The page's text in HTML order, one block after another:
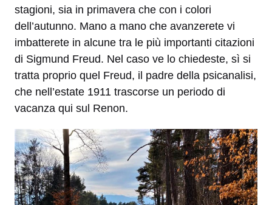
stagioni, sia in primavera che con i colori
dell’autunno. Mano a mano che avanzerete vi
imbatterete in alcune tra le più importanti citazioni
di Sigmund Freud. Nel caso ve lo chiedeste, sì si
tratta proprio quel Freud, il padre della psicanalisi,
che nell’estate 1911 trascorse un periodo di
vacanza qui sul Renon.